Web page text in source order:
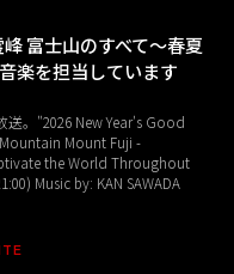
富士山のすべて～春夏
楽を担当しています
送。"2026 New Year's Good
Mount Fuji -
the World Throughout
Music by: KAN SAWADA